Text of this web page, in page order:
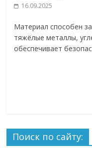
16.09.2025
Материал способен
тяжёлые металлы,
обеспечивает
Поиск по сайту: